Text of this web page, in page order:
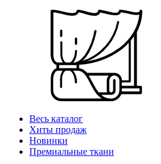
Весь каталог
Хиты продаж
Новинки
Премиальные ткани